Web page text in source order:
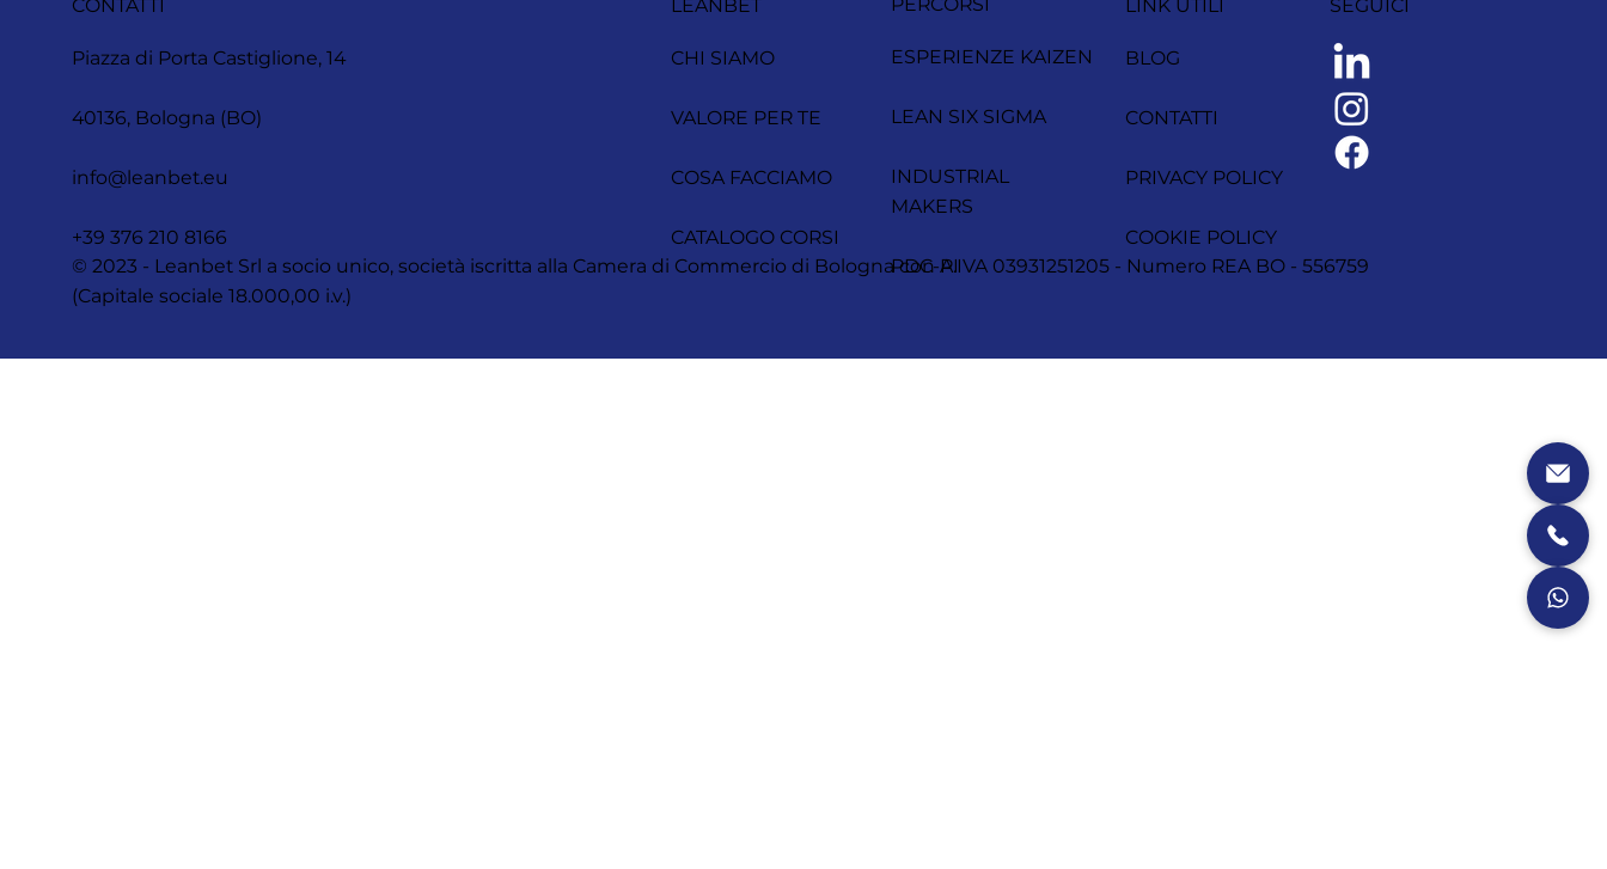
CONTATTI
Piazza di Porta Castiglione, 14
40136, Bologna (BO)
info@leanbet.eu
+39 376 210 8166
LEANBET
CHI SIAMO
VALORE PER TE
COSA FACCIAMO
CATALOGO CORSI
ESPERIENZE KAIZEN
LEAN SIX SIGMA
INDUSTRIAL
MAKERS
PDC-AI
LINK UTILI
BLOG
CONTATTI
PRIVACY POLICY
COOKIE POLICY
SEGUICI
© 2023 - Leanbet Srl a socio unico, società iscritta alla Camera di Commercio di Bologna con P.IVA 03931251205 - Numero REA BO - 556759
(Capitale sociale 18.000,00 i.v.)